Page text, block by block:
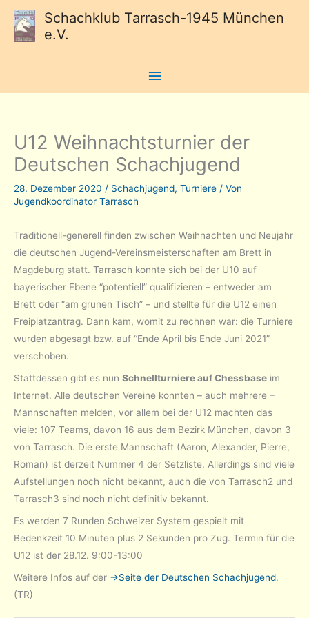
Schachklub Tarrasch-1945 München
e.V.
Hauptmenü
U12 Weihnachtsturnier der
Deutschen Schachjugend
28. Dezember 2020 / Schachjugend, Turniere / Von
Jugendkoordinator Tarrasch
Traditionell-generell finden zwischen Weihnachten und Neujahr
die deutschen Jugend-Vereinsmeisterschaften am Brett in
Magdeburg statt. Tarrasch konnte sich bei der U10 auf
bayerischer Ebene “potentiell” qualifizieren – entweder am
Brett oder “am grünen Tisch” – und stellte für die U12 einen
Freiplatzantrag. Dann kam, womit zu rechnen war: die Turniere
wurden abgesagt bzw. auf “Ende April bis Ende Juni 2021”
verschoben.
Stattdessen gibt es nun Schnellturniere auf Chessbase im
Internet. Alle deutschen Vereine konnten – auch mehrere –
Mannschaften melden, vor allem bei der U12 machten das
viele: 107 Teams, davon 16 aus dem Bezirk München, davon 3
von Tarrasch. Die erste Mannschaft (Aaron, Alexander, Pierre,
Roman) ist derzeit Nummer 4 der Setzliste. Allerdings sind viele
Aufstellungen noch nicht bekannt, auch die von Tarrasch2 und
Tarrasch3 sind noch nicht definitiv bekannt.
Es werden 7 Runden Schweizer System gespielt mit
Bedenkzeit 10 Minuten plus 2 Sekunden pro Zug. Termin für die
U12 ist der 28.12. 9:00-13:00
Weitere Infos auf der ->Seite der Deutschen Schachjugend.
(TR)